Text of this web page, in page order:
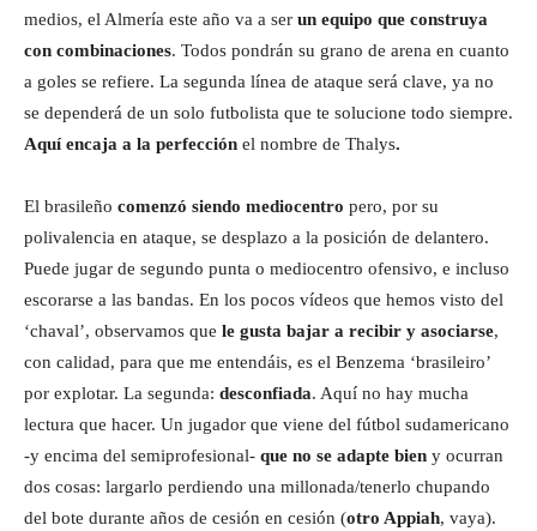
medios, el Almería este año va a ser un equipo que construya
con combinaciones. Todos pondrán su grano de arena en cuanto
a goles se refiere. La segunda línea de ataque será clave, ya no
se dependerá de un solo futbolista que te solucione todo siempre.
Aquí encaja a la perfección el nombre de Thalys.
El brasileño comenzó siendo mediocentro pero, por su
polivalencia en ataque, se desplazo a la posición de delantero.
Puede jugar de segundo punta o mediocentro ofensivo, e incluso
escorarse a las bandas. En los pocos vídeos que hemos visto del
‘chaval’, observamos que le gusta bajar a recibir y asociarse,
con calidad, para que me entendáis, es el Benzema ‘brasileiro’
por explotar. La segunda: desconfiada. Aquí no hay mucha
lectura que hacer. Un jugador que viene del fútbol sudamericano
-y encima del semiprofesional- que no se adapte bien y ocurran
dos cosas: largarlo perdiendo una millonada/tenerlo chupando
del bote durante años de cesión en cesión (otro Appiah, vaya).